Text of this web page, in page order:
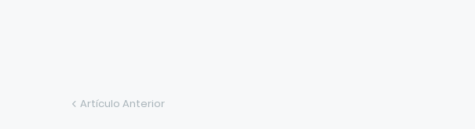
Artículo Anterior